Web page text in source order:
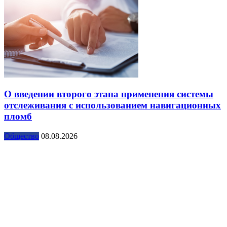
О введении второго этапа применения системы
отслеживания с использованием навигационных
пломб
Общество 08.08.2026